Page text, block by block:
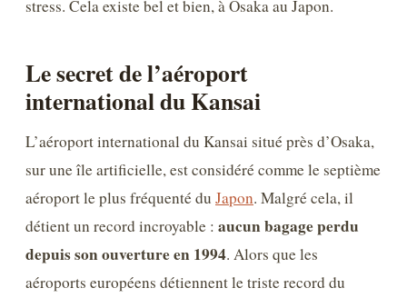
stress. Cela existe bel et bien, à Osaka au Japon.
Le secret de l’aéroport
international du Kansai
L’aéroport international du Kansai situé près d’Osaka,
sur une île artificielle, est considéré comme le septième
aéroport le plus fréquenté du Japon. Malgré cela, il
détient un record incroyable : aucun bagage perdu
depuis son ouverture en 1994. Alors que les
aéroports européens détiennent le triste record du